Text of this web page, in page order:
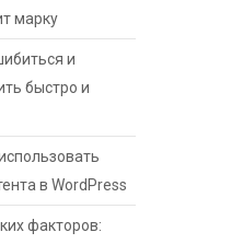
марку
и
быстро и
в WordPress
факторов: